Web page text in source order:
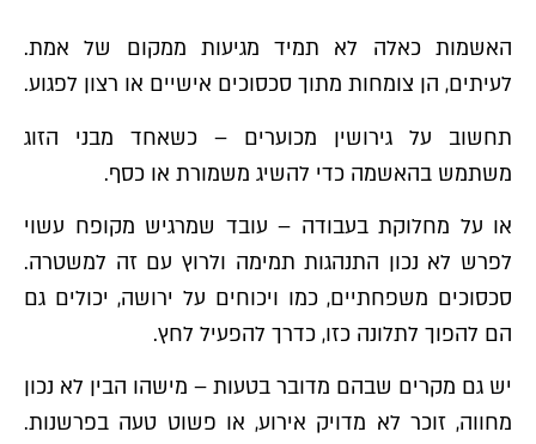
האשמות כאלה לא תמיד מגיעות ממקום של אמת.
לעיתים, הן צומחות מתוך סכסוכים אישיים או רצון לפגוע.
תחשוב על גירושין מכוערים – כשאחד מבני הזוג
משתמש בהאשמה כדי להשיג משמורת או כסף.
או על מחלוקת בעבודה – עובד שמרגיש מקופח עשוי
לפרש לא נכון התנהגות תמימה ולרוץ עם זה למשטרה.
סכסוכים משפחתיים, כמו ויכוחים על ירושה, יכולים גם
הם להפוך לתלונה כזו, כדרך להפעיל לחץ.
יש גם מקרים שבהם מדובר בטעות – מישהו הבין לא נכון
מחווה, זוכר לא מדויק אירוע, או פשוט טעה בפרשנות.